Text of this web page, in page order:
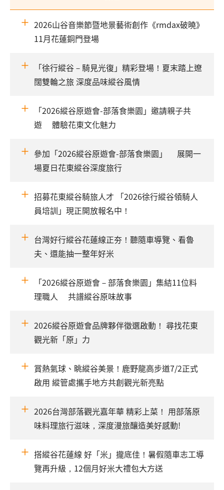
2026山谷音樂節暨地景藝術創作《rmdax破曉》
11月花蓮銅門登場
「徐行縱谷－騎見光復」精彩登場！夏末踏上遼
闊雙輪之旅 深度品味縱谷風情
「2026縱谷原遊會-部落食樂園」邀請親子共
遊 體驗花東文化魅力
參加「2026縱谷原遊會-部落食樂園」 展開一
場夏日花東縱谷深度旅行
招募花東縱谷騎旅人才 「2026徐行縱谷領騎人
員培訓」現正開放報名中！
台灣好行縱谷花蓮線正夯！聽隨車導覽、看魯
夫、還能抽一整年好米
「2026縱谷原遊會－部落食樂園」集結11位料
理職人 共譜縱谷原味故事
2026縱谷原遊會品牌夥伴徵選啟動！ 尋找花東
觀光新「原」力
賞熱氣球、眺縱谷美景！鹿野龍高步道7/2正式
啟用 縱管處攜手地方共創觀光新亮點
2026台灣部落觀光嘉年華 精彩上菜！ 用部落原
味料理旅行滋味，深度漫旅釀造美好感動!
搭縱谷花蓮線 好「米」攏底佳！暑假隨車志工導
覽再升級，12個月好米大禮包大方送